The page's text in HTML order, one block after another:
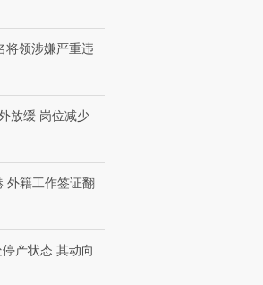
寻找100种
式·第三对
CFO：不靠规模取胜，华
住三大增长引擎是什么？
将领涉嫌严重违
放缓 岗位减少
外籍工作签证翻
产状态 其动向